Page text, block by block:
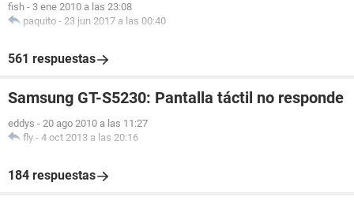
fish - 3 ene 2010 a las 23:08
paquito - 23 jun 2017 a las 00:40
561 respuestas
Samsung GT-S5230: Pantalla táctil no responde
eddys - 20 ago 2010 a las 11:27
fly - 4 oct 2013 a las 20:16
184 respuestas